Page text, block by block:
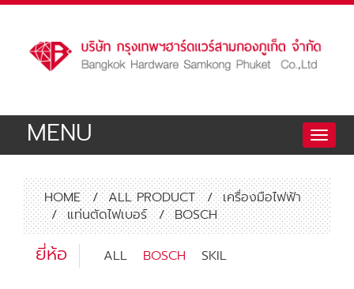
Toggle
MENU
HOME / ALL PRODUCT / เครื่องมือไฟฟ้า
/ แท่นตัดไฟเบอร์ / BOSCH
ยี่ห้อ ALL BOSCH SKIL